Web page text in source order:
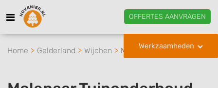
OFFERTES AANVRAGEN
Werkzaamheden
Home Gelderland Wijchen Molenaar Tuinonderhoud